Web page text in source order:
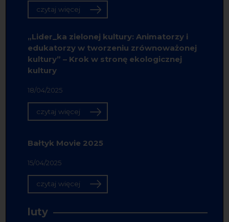
czytaj więcej
„Lider_ka zielonej kultury: Animatorzy i
edukatorzy w tworzeniu zrównoważonej
kultury” – Krok w stronę ekologicznej
kultury
18/04/2025
czytaj więcej
Bałtyk Movie 2025
15/04/2025
czytaj więcej
luty